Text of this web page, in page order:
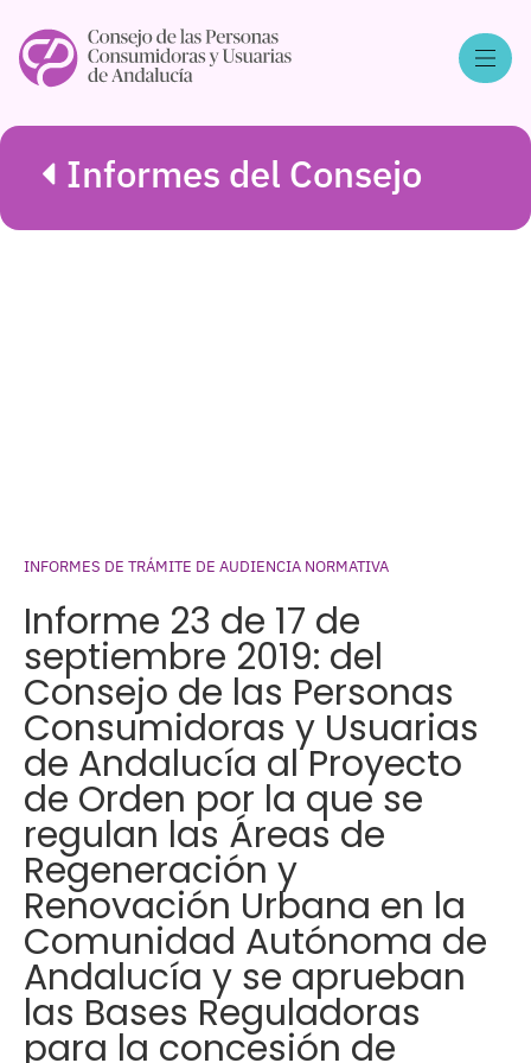
Informes del Consejo
INFORMES DE TRÁMITE DE AUDIENCIA NORMATIVA
Informe 23 de 17 de
septiembre 2019: del
Consejo de las Personas
Consumidoras y Usuarias
de Andalucía al Proyecto
de Orden por la que se
regulan las Áreas de
Regeneración y
Renovación Urbana en la
Comunidad Autónoma de
Andalucía y se aprueban
las Bases Reguladoras
para la concesión de